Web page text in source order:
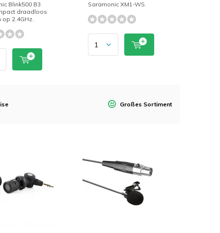
Blink500 B3
draadloos
2.4GHz.
Saramonic XM1-WS.
Großes Sortiment